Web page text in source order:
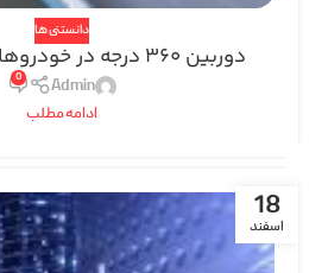
دانستنی ها
دوربین 360 درجه در خودروهای بدون راننده
Admin
0
ادامه مطلب
18
اسفند